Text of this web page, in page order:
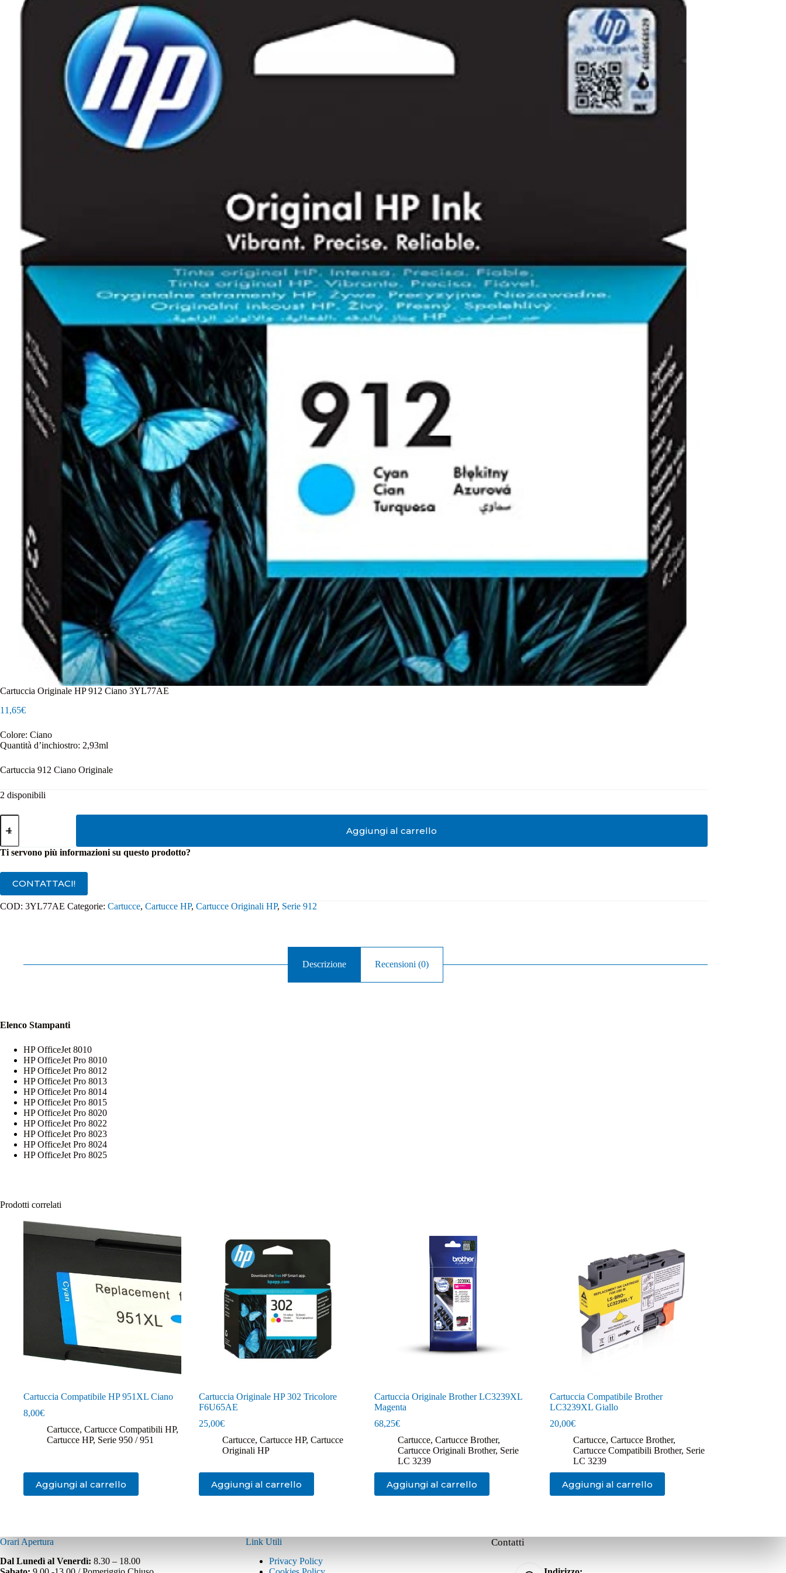
Cartuccia Originale HP 912 Ciano 3YL77AE
11,65€
Colore: Ciano
Quantità d’inchiostro: 2,93ml
Cartuccia 912 Ciano Originale
2 disponibili
Cartuccia
Originale
912
Ciano
Aggiungi al carrello
Ti servono più informazioni su questo prodotto?
CONTATTACI!
COD: 3YL77AE Categorie: Cartucce, Cartucce HP, Cartucce Originali HP, Serie 912
Descrizione Recensioni (0)
Elenco Stampanti
HP OfficeJet 8010
HP OfficeJet Pro 8010
HP OfficeJet Pro 8012
HP OfficeJet Pro 8013
HP OfficeJet Pro 8014
HP OfficeJet Pro 8015
HP OfficeJet Pro 8020
HP OfficeJet Pro 8022
HP OfficeJet Pro 8023
HP OfficeJet Pro 8024
HP OfficeJet Pro 8025
Prodotti correlati
Cartuccia Compatibile HP 951XL Ciano
8,00€
Cartucce, Cartucce Compatibili HP,
Cartucce HP, Serie 950 / 951
Aggiungi al carrello
Cartuccia Originale HP 302 Tricolore
F6U65AE
25,00€
Cartucce, Cartucce HP, Cartucce
Originali HP
Aggiungi al carrello
Cartuccia Originale Brother LC3239XL
Magenta
68,25€
Cartucce, Cartucce Brother,
Cartucce Originali Brother, Serie
LC 3239
Aggiungi al carrello
Cartuccia Compatibile Brother
LC3239XL Giallo
20,00€
Cartucce, Cartucce Brother,
Cartucce Compatibili Brother, Serie
LC 3239
Aggiungi al carrello
Orari Apertura
Dal Lunedì al Venerdì: 8.30 – 18.00
Link Utili
Privacy Policy
Contatti